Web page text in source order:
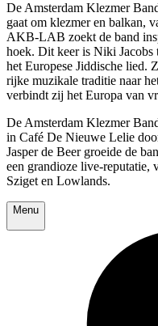
De Amsterdam Klezmer
gaat om klezmer en balkan,
AKB-LAB zoekt de band
hoek. Dit keer is Niki Jacobs
het Europese Jiddische lied.
rijke muzikale traditie naar
verbindt zij het Europa van
De Amsterdam Klezmer
in Café De Nieuwe Lelie
Jasper de Beer groeide de
een grandioze live-reputatie,
Sziget en Lowlands.
Menu